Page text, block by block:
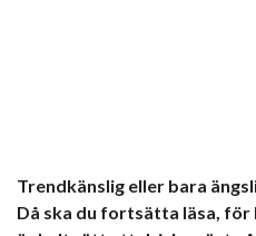
Trendkänslig eller bara
Då ska du fortsätta läsa, för